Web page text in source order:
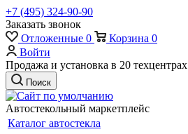
+7 (495) 324-90-90
Заказать звонок
Отложенные 0 Корзина 0
Войти
Продажа и установка в 20 техцентрах
Поиск
Автостекольный маркетплейс
Каталог автостекла